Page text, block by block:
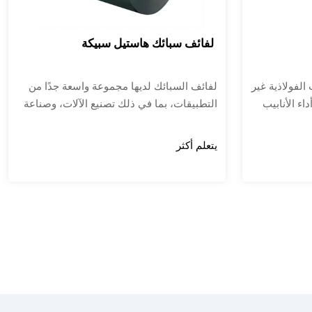
لفائف سبائك هاستيل سبيكة
لفائف السبائك لديها مجموعة واسعة جدًا من
التطبيقات، بما في ذلك تصنيع الآلات، وصناعة
وصناعة الطاقة، وتصنيع قطع غيار السيارات،
وتصنيع الهياكل المعدنية للملاحة الجوية
يتعلم أكثر
غير
الأنابيب
من عناصر
مما
العادية.